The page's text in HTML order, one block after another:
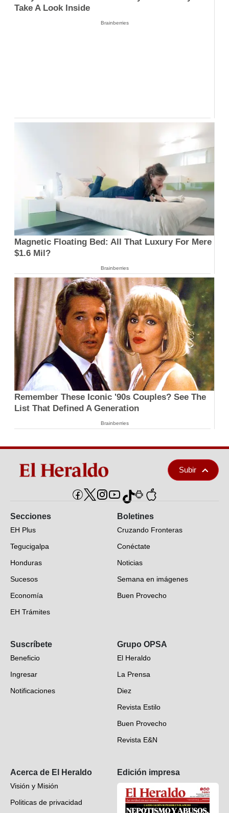
Take A Look Inside
Brainberries
Magnetic Floating Bed: All That Luxury For Mere
$1.6 Mil?
Brainberries
Remember These Iconic '90s Couples? See The
List That Defined A Generation
Brainberries
Subir
Secciones
EH Plus
Tegucigalpa
Honduras
Sucesos
Economía
EH Trámites
EH Verifica
Fotogalerías
Deportes
Videos
Boletines
Cruzando Fronteras
Conéctate
Noticias
Semana en imágenes
Buen Provecho
Suscríbete
Beneficio
Ingresar
Notificaciones
Grupo OPSA
El Heraldo
La Prensa
Diez
Revista Estilo
Buen Provecho
Revista E&N
Acerca de El Heraldo
Visión y Misión
Politicas de privacidad
Edición impresa